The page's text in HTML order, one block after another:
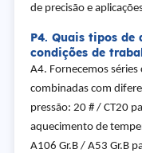
de precisão e
P4. Quais tipos de
condições de
A4. Fornecemos
combinadas com
pressão: 20 # / CT20
aquecimento de
A106 Gr.B / A53 Gr.B